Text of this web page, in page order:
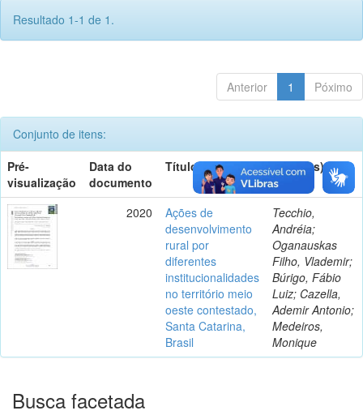
Resultado 1-1 de 1.
Anterior 1 Póximo
Conjunto de itens:
Pré-
visualização
Data do
documento
Título Autor(es)
2020
Ações de
desenvolvimento
rural por
diferentes
institucionalidades
no território meio
oeste contestado,
Santa Catarina,
Brasil
Tecchio,
Andréia;
Oganauskas
Filho, Vlademir;
Búrigo, Fábio
Luiz; Cazella,
Ademir Antonio;
Medeiros,
Monique
Busca facetada